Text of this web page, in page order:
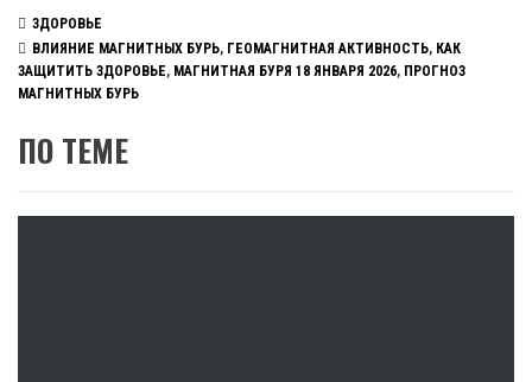
ЗДОРОВЬЕ
ВЛИЯНИЕ МАГНИТНЫХ БУРЬ, ГЕОМАГНИТНАЯ АКТИВНОСТЬ, КАК
ЗАЩИТИТЬ ЗДОРОВЬЕ, МАГНИТНАЯ БУРЯ 18 ЯНВАРЯ 2026, ПРОГНОЗ
МАГНИТНЫХ БУРЬ
ПО ТЕМЕ